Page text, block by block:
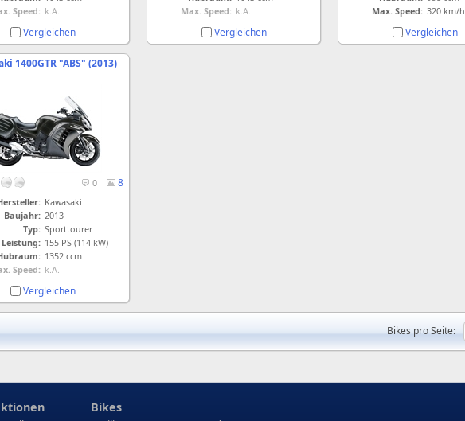
Speed: k.A.
Vergleichen
Max. Speed: k.A.
Vergleichen
Max. Speed: 320 km/h
Vergleichen
1400GTR "ABS" (2013)
8
0
Kawasaki
Baujahr: 2013
Typ: Sporttourer
Leistung: 155 PS (114 kW)
1352 ccm
Speed: k.A.
Vergleichen
Bikes pro Seite:
Bikes